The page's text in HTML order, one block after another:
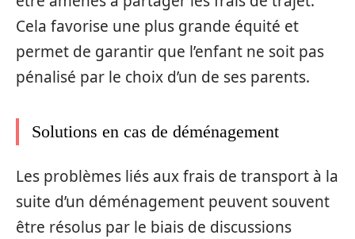
Cela favorise une plus grande équité et
permet de garantir que l’enfant ne soit pas
pénalisé par le choix d’un de ses parents.
Solutions en cas de déménagement
Les problèmes liés aux frais de transport à la
suite d’un déménagement peuvent souvent
être résolus par le biais de discussions